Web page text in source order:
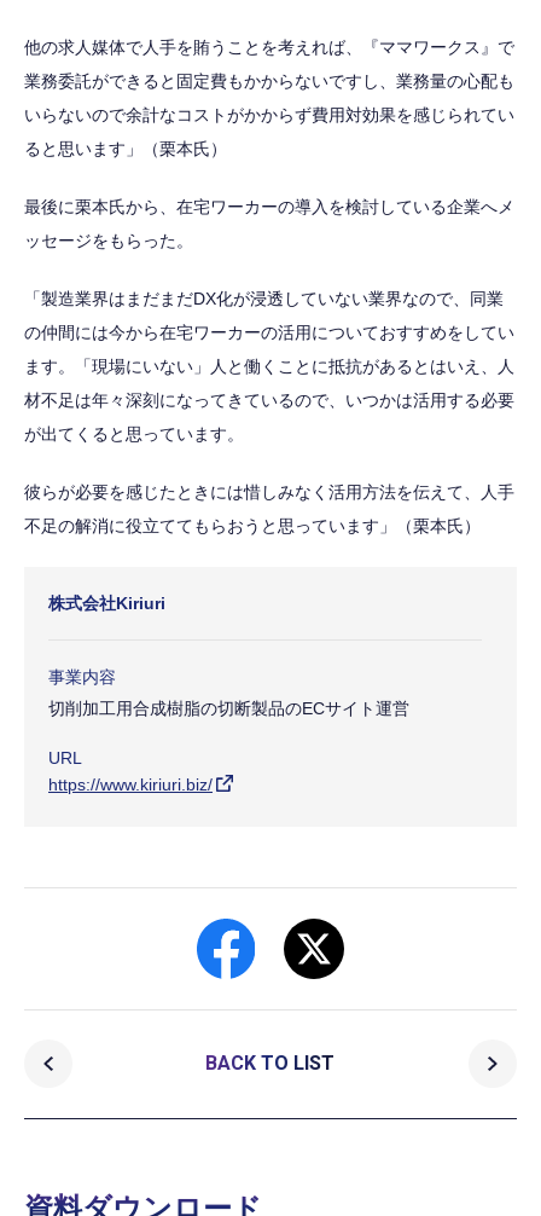
他の求人媒体で人手を賄うことを考えれば、『ママワークス』で
業務委託ができると固定費もかからないですし、業務量の心配も
いらないので余計なコストがかからず費用対効果を感じられてい
ると思います」（栗本氏）
最後に栗本氏から、在宅ワーカーの導入を検討している企業へメ
ッセージをもらった。
「製造業界はまだまだDX化が浸透していない業界なので、同業
の仲間には今から在宅ワーカーの活用についておすすめをしてい
ます。「現場にいない」人と働くことに抵抗があるとはいえ、人
材不足は年々深刻になってきているので、いつかは活用する必要
が出てくると思っています。
彼らが必要を感じたときには惜しみなく活用方法を伝えて、人手
不足の解消に役立ててもらおうと思っています」（栗本氏）
株式会社Kiriuri
事業内容
切削加工用合成樹脂の切断製品のECサイト運営
URL
https://www.kiriuri.biz/
BACK TO LIST
資料ダウンロード